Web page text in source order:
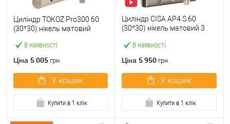
В наявності
Циліндр TOKOZ Pro300 60
(30*30) нікель матовий
Ціна 5 005 грн.
У кошик
Купити в 1 клік
В наявності
Циліндр CISA AP4 S 60
(30*30) нікель матовий 3
Ціна 5 950 грн.
У кошик
Купити в 1 клік